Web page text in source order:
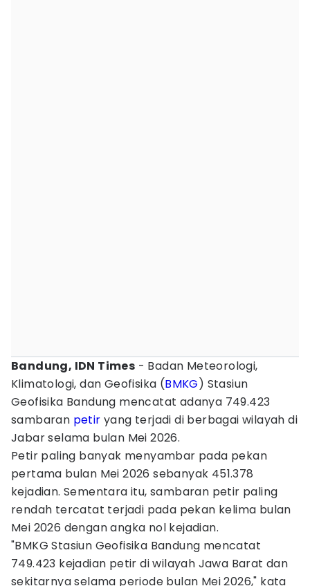
Bandung, IDN Times - Badan Meteorologi,
Klimatologi, dan Geofisika (BMKG) Stasiun
Geofisika Bandung mencatat adanya 749.423
sambaran petir yang terjadi di berbagai wilayah di
Jabar selama bulan Mei 2026.
Petir paling banyak menyambar pada pekan
pertama bulan Mei 2026 sebanyak 451.378
kejadian. Sementara itu, sambaran petir paling
rendah tercatat terjadi pada pekan kelima bulan
Mei 2026 dengan angka nol kejadian.
"BMKG Stasiun Geofisika Bandung mencatat
749.423 kejadian petir di wilayah Jawa Barat dan
sekitarnya selama periode bulan Mei 2026," kata